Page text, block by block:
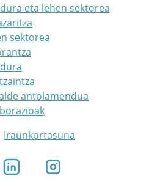
eta lehen sektorea
sektorea
antolamendua
Iraunkortasuna